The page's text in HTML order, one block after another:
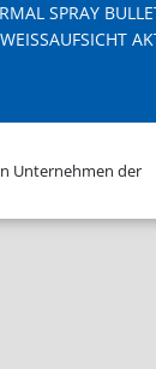
SPRAY
Unternehmen der